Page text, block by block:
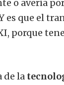
o avería
es que el
porque
de la